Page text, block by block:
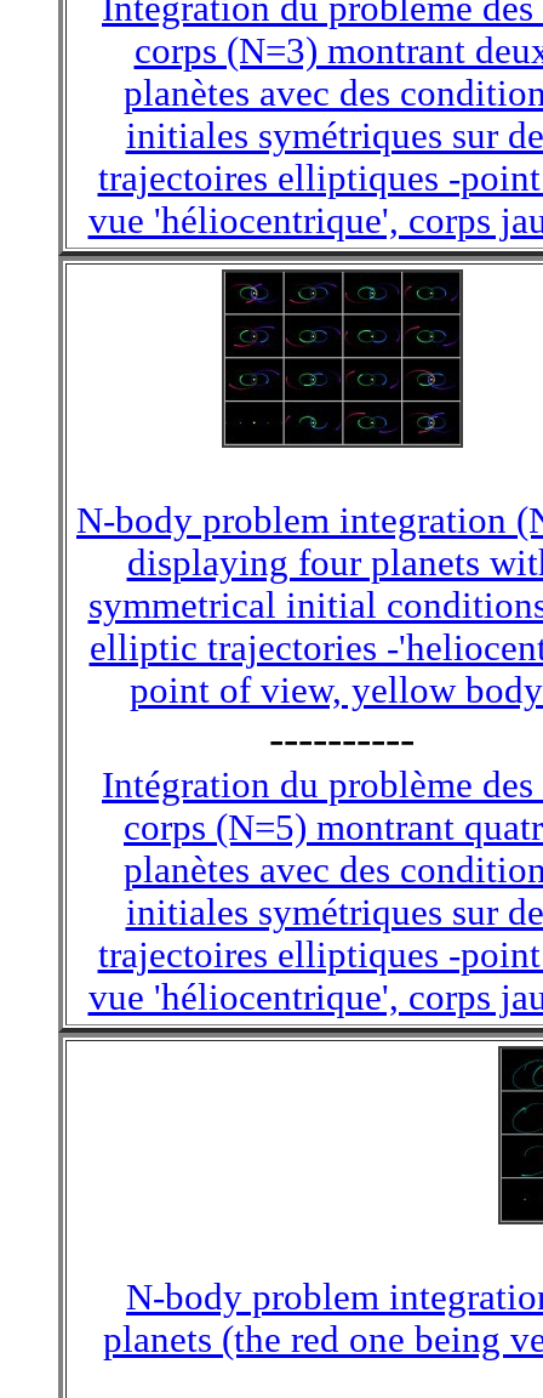
Intégration du problème
corps (N=3) montrant
planètes avec des
initiales symétriques sur
trajectoires elliptiques -
vue 'héliocentrique', corps
N-body problem integration
displaying four planets
symmetrical initial
elliptic trajectories -
point of view, yellow
----------
Intégration du problème
corps (N=5) montrant
planètes avec des
initiales symétriques sur
trajectoires elliptiques -
vue 'héliocentrique', corps
N-body problem
planets (the red one being